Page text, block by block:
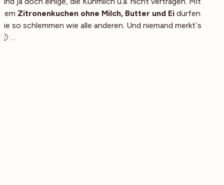
dem Zitronenkuchen ohne Milch, Butter und Ei dürfen
sie so schlemmen wie alle anderen. Und niemand merkt´s
🙂 …